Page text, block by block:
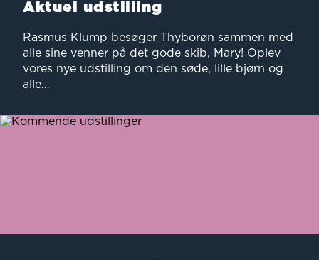
Aktuel udstilling
Rasmus Klump besøger Thyborøn sammen med
alle sine venner på det gode skib, Mary! Oplev
vores nye udstilling om den søde, lille bjørn og
alle…